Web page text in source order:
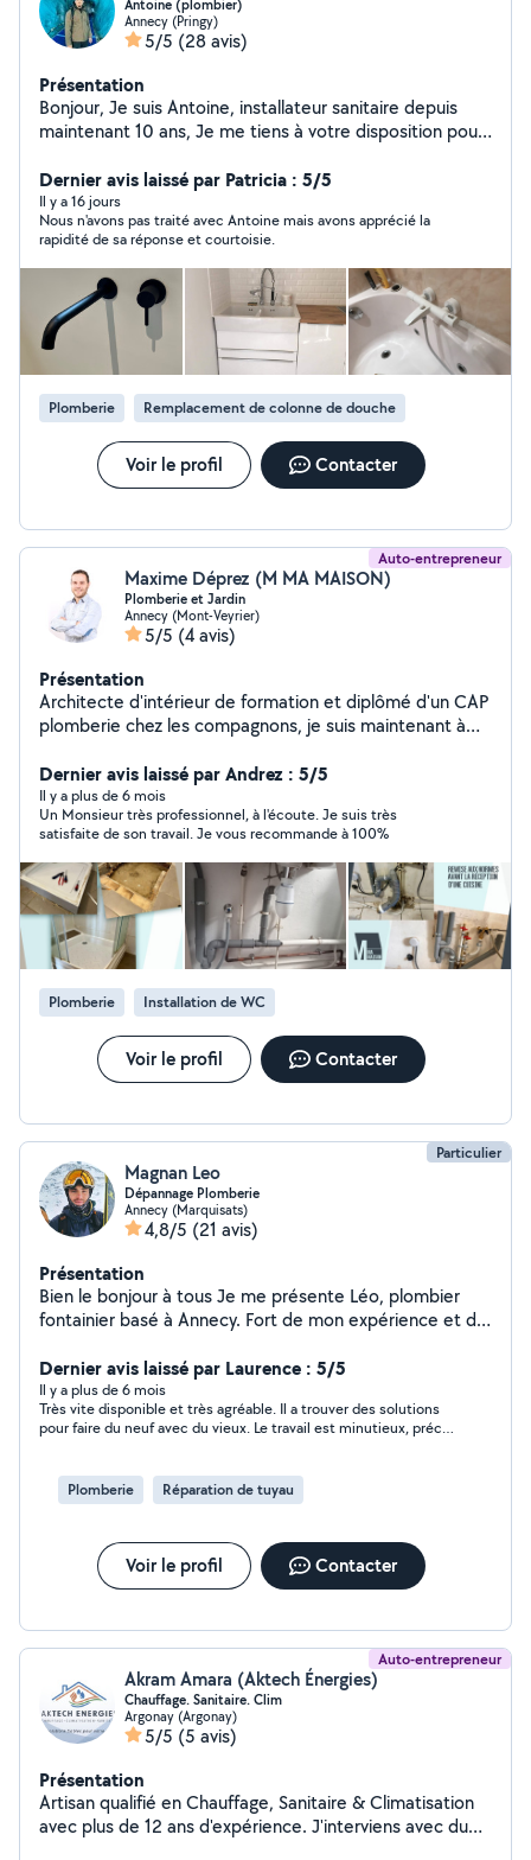
Antoine (plombier)
Annecy (Pringy)
5/5 (28 avis)
Présentation
Bonjour, Je suis Antoine, installateur sanitaire depuis
maintenant 10 ans, Je me tiens à votre disposition pour
chauffage sur le bassin Annécien et alentours. Si vous
avez une demande ou une question, n'hésitez pas ! A
bientôt !
Dernier avis laissé par Patricia : 5/5
Il y a 16 jours
Nous n'avons pas traité avec Antoine mais avons apprécié la
rapidité de sa réponse et courtoisie.
Plomberie Remplacement de colonne de douche
Voir le profil Contacter
Auto-entrepreneur
Maxime Déprez (M MA MAISON)
Plomberie et Jardin
Annecy (Mont-Veyrier)
5/5 (4 avis)
Présentation
Architecte d'intérieur de formation et diplômé d'un CAP
plomberie chez les compagnons, je suis maintenant à
prendre soin de votre Chez vous. Un cumulus à
remplacer ? Une fuite à réparer ? Une salle de bain à
rénover ? Je bichonne votre plomberie. Une pelouse
trop haute? Une haie à tailler? Un arbuste mal coiffer?
Je donne de l'air à vos extérieurs. Que ce soit en
intérieur ou à l'extérieur, avec M Ma Maison mon
entreprise, vous trouverez les compétences pour
entretenir votre Chez vous! Suivez-moi sur Facebook,
Insta et Linkedin!
Dernier avis laissé par Andrez : 5/5
Il y a plus de 6 mois
Un Monsieur très professionnel, à l'écoute. Je suis très
satisfaite de son travail. Je vous recommande à 100%
Plomberie Installation de WC
Voir le profil Contacter
Particulier
Magnan Leo
Dépannage Plomberie
Annecy (Marquisats)
4,8/5 (21 avis)
Présentation
Bien le bonjour à tous Je me présente Léo, plombier
fontainier basé à Annecy. Fort de mon expérience et de
de la plomberie sanitaire et de la climatisation. Titulaire
d'un CAP Plomberie Sanitaire et d'un BP Génie
Climatique, je mets mes compétences à votre service
pour des interventions de dépannage et petit travaux
81812496 en commençant par 07, pour toute demande
de dépannage ou de conseil dans ces domaines. Je me
Dernier avis laissé par Laurence : 5/5
Il y a plus de 6 mois
Très vite disponible et très agréable. Il a trouver des solutions
pour faire du neuf avec du vieux. Le travail est minutieux, précis
Plomberie
Réparation de tuyau
Voir le profil Contacter
Auto-entrepreneur
Akram Amara (Aktech Énergies)
Chauffage. Sanitaire. Clim
Argonay (Argonay)
5/5 (5 avis)
Présentation
Artisan qualifié en Chauffage, Sanitaire & Climatisation
avec plus de 12 ans d'expérience. J'interviens avec du